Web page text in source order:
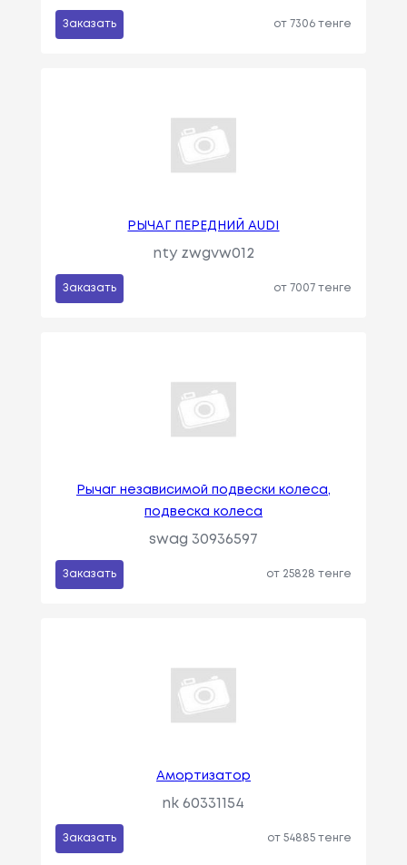
Заказать от 7306 тенге
РЫЧАГ ПЕРЕДНИЙ AUDI
nty zwgvw012
Заказать от 7007 тенге
Рычаг независимой подвески колеса,
подвеска колеса
swag 30936597
Заказать от 25828 тенге
Амортизатор
nk 60331154
Заказать от 54885 тенге